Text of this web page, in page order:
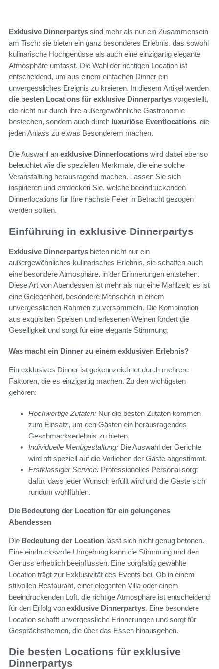
Exklusive Dinnerpartys sind mehr als nur ein Zusammensein
am Tisch; sie bieten ein ganz besonderes Erlebnis, das sowohl
kulinarische Hochgenüsse als auch eine einzigartig elegante
Atmosphäre umfasst. Die Wahl der richtigen Location ist
entscheidend, um aus einem einfachen Dinner ein
unvergessliches Ereignis zu kreieren. In diesem Artikel werden
die besten Locations für exklusive Dinnerpartys vorgestellt,
die nicht nur durch ihre außergewöhnliche Gastronomie
bestechen, sondern auch durch luxuriöse Eventlocations, die
jeden Anlass zu etwas Besonderem machen.
Die Auswahl an exklusive Dinnerlocations wird dabei ebenso
beleuchtet wie die speziellen Merkmale, die eine solche
Veranstaltung herausragend machen. Lassen Sie sich
inspirieren und entdecken Sie, welche beeindruckenden
Dinnerlocations für Ihre nächste Feier in Betracht gezogen
werden sollten.
Einführung in exklusive Dinnerpartys
Exklusive Dinnerpartys bieten nicht nur ein
außergewöhnliches kulinarisches Erlebnis, sie schaffen auch
eine besondere Atmosphäre, in der Erinnerungen entstehen.
Diese Art von Abendessen ist mehr als nur eine Mahlzeit; es ist
eine Gelegenheit, besondere Menschen in einem
unvergesslichen Rahmen zu versammeln. Die Kombination
aus exquisiten Speisen und erlesenen Weinen fördert die
Geselligkeit und sorgt für eine elegante Stimmung.
Was macht ein Dinner zu einem exklusiven Erlebnis?
Ein exklusives Dinner ist gekennzeichnet durch mehrere
Faktoren, die es einzigartig machen. Zu den wichtigsten
gehören:
Hochwertige Zutaten: Nur die besten Zutaten kommen
zum Einsatz, um den Gästen ein herausragendes
Geschmackserlebnis zu bieten.
Individuelle Menügestaltung: Die Auswahl der Gerichte
wird oft speziell auf die Vorlieben der Gäste abgestimmt.
Erstklassiger Service: Professionelles Personal sorgt
dafür, dass jeder Wunsch erfüllt wird und die Gäste sich
rundum wohlfühlen.
Die Bedeutung der Location für ein gelungenes
Abendessen
Die Bedeutung der Location lässt sich nicht genug betonen.
Eine eindrucksvolle Umgebung kann die Stimmung und den
Genuss erheblich beeinflussen. Eine sorgfältig gewählte
Location trägt zur Exklusivität des Events bei. Ob in einem
stilvollen Restaurant, einer eleganten Villa oder einem
beeindruckenden Loft, die richtige Atmosphäre ist entscheidend
für den Erfolg von exklusive Dinnerpartys. Eine besondere
Location schafft unvergessliche Erinnerungen und sorgt für
Gesprächsthemen, die über das Essen hinausgehen.
Die besten Locations für exklusive
Dinnerpartys